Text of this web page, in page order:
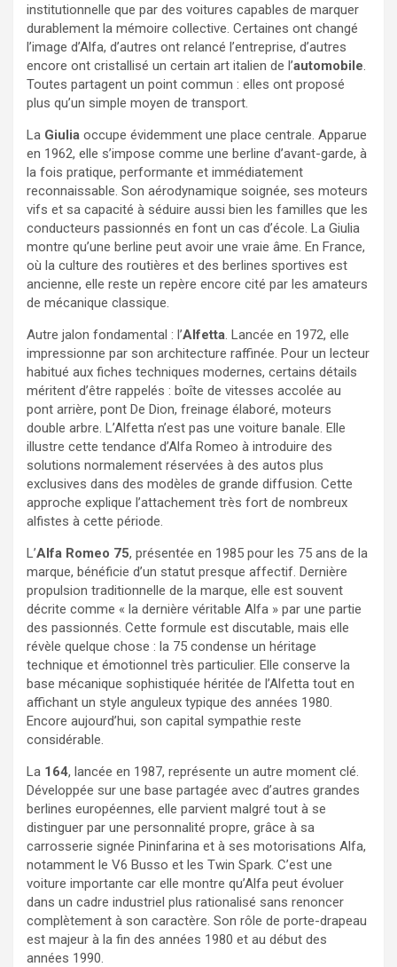
institutionnelle que par des voitures capables de marquer
durablement la mémoire collective. Certaines ont changé
l’image d’Alfa, d’autres ont relancé l’entreprise, d’autres
encore ont cristallisé un certain art italien de l’automobile.
Toutes partagent un point commun : elles ont proposé
plus qu’un simple moyen de transport.
La Giulia occupe évidemment une place centrale. Apparue
en 1962, elle s’impose comme une berline d’avant-garde, à
la fois pratique, performante et immédiatement
reconnaissable. Son aérodynamique soignée, ses moteurs
vifs et sa capacité à séduire aussi bien les familles que les
conducteurs passionnés en font un cas d’école. La Giulia
montre qu’une berline peut avoir une vraie âme. En France,
où la culture des routières et des berlines sportives est
ancienne, elle reste un repère encore cité par les amateurs
de mécanique classique.
Autre jalon fondamental : l’Alfetta. Lancée en 1972, elle
impressionne par son architecture raffinée. Pour un lecteur
habitué aux fiches techniques modernes, certains détails
méritent d’être rappelés : boîte de vitesses accolée au
pont arrière, pont De Dion, freinage élaboré, moteurs
double arbre. L’Alfetta n’est pas une voiture banale. Elle
illustre cette tendance d’Alfa Romeo à introduire des
solutions normalement réservées à des autos plus
exclusives dans des modèles de grande diffusion. Cette
approche explique l’attachement très fort de nombreux
alfistes à cette période.
L’Alfa Romeo 75, présentée en 1985 pour les 75 ans de la
marque, bénéficie d’un statut presque affectif. Dernière
propulsion traditionnelle de la marque, elle est souvent
décrite comme « la dernière véritable Alfa » par une partie
des passionnés. Cette formule est discutable, mais elle
révèle quelque chose : la 75 condense un héritage
technique et émotionnel très particulier. Elle conserve la
base mécanique sophistiquée héritée de l’Alfetta tout en
affichant un style anguleux typique des années 1980.
Encore aujourd’hui, son capital sympathie reste
considérable.
La 164, lancée en 1987, représente un autre moment clé.
Développée sur une base partagée avec d’autres grandes
berlines européennes, elle parvient malgré tout à se
distinguer par une personnalité propre, grâce à sa
carrosserie signée Pininfarina et à ses motorisations Alfa,
notamment le V6 Busso et les Twin Spark. C’est une
voiture importante car elle montre qu’Alfa peut évoluer
dans un cadre industriel plus rationalisé sans renoncer
complètement à son caractère. Son rôle de porte-drapeau
est majeur à la fin des années 1980 et au début des
années 1990.